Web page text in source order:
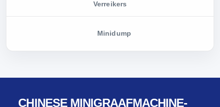
Verreikers
Minidump
CHINESE MINIGRAAFMACHINE-